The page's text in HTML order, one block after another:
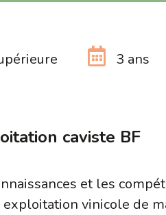
3 ans
caviste BF
et les
vinicole de